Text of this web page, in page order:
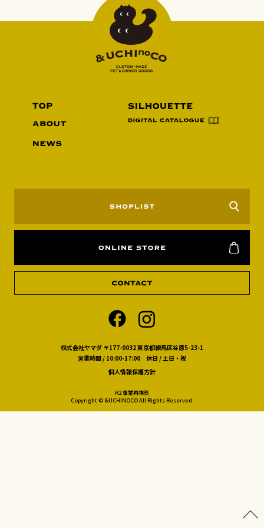
株式会社ヤマダ 〒177-0032 東京都練馬区谷原5-23-1
営業時間 / 10:00-17:00 休日 / 土日・祝
個人情報保護方針
R2 事業再構築
Copyright © &UCHINOCO All Rights Reserved.